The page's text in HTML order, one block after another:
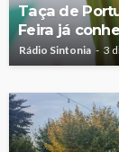
Taça de
Feira já
Rádio Sintonia 3